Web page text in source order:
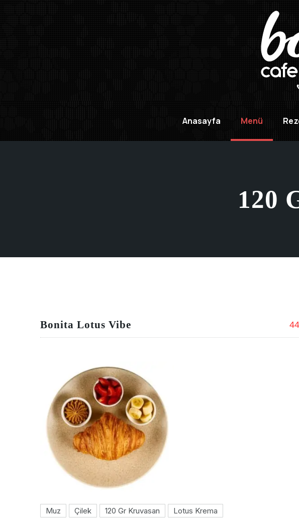
Anasayfa Menü
120
Bonita Lotus Vibe
Muz Çilek 120 Gr Kruvasan Lotus Krema